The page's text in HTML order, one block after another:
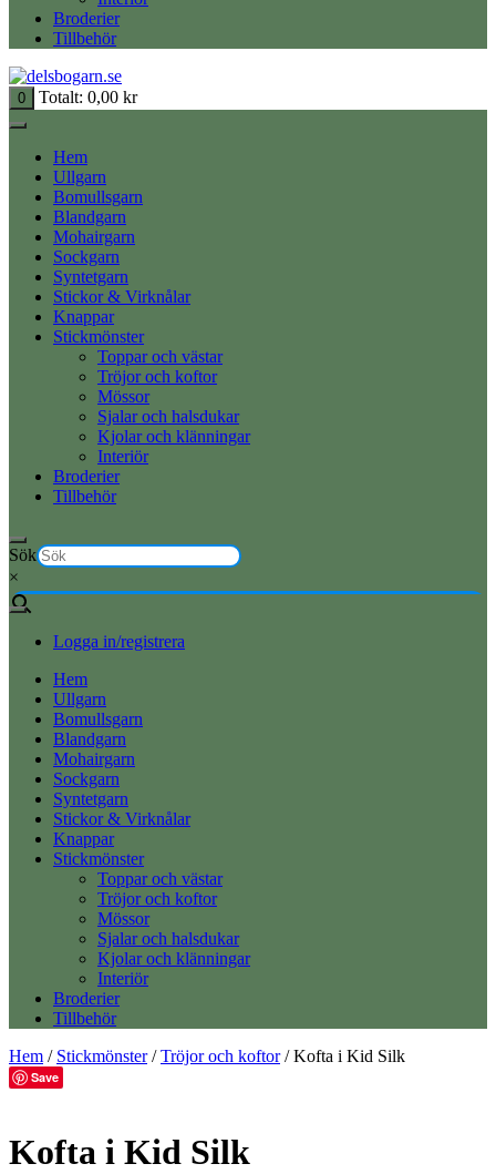
Broderier
Tillbehör
0 Totalt: 0,00 kr
Hem
Ullgarn
Bomullsgarn
Blandgarn
Mohairgarn
Sockgarn
Syntetgarn
Stickor & Virknålar
Knappar
Stickmönster
Toppar och västar
Tröjor och koftor
Mössor
Sjalar och halsdukar
Kjolar och klänningar
Interiör
Broderier
Tillbehör
Sök
×
Logga in/registrera
Hem
Ullgarn
Bomullsgarn
Blandgarn
Mohairgarn
Sockgarn
Syntetgarn
Stickor & Virknålar
Knappar
Stickmönster
Toppar och västar
Tröjor och koftor
Mössor
Sjalar och halsdukar
Kjolar och klänningar
Interiör
Broderier
Tillbehör
Hem / Stickmönster/Tröjor och koftor/ Kofta i Kid Silk
Save
Kofta i Kid Silk